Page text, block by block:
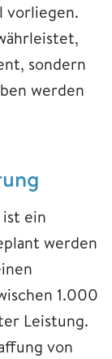
vorliegen.
sondern
werden
ist ein
werden
1.000
Leistung.
von